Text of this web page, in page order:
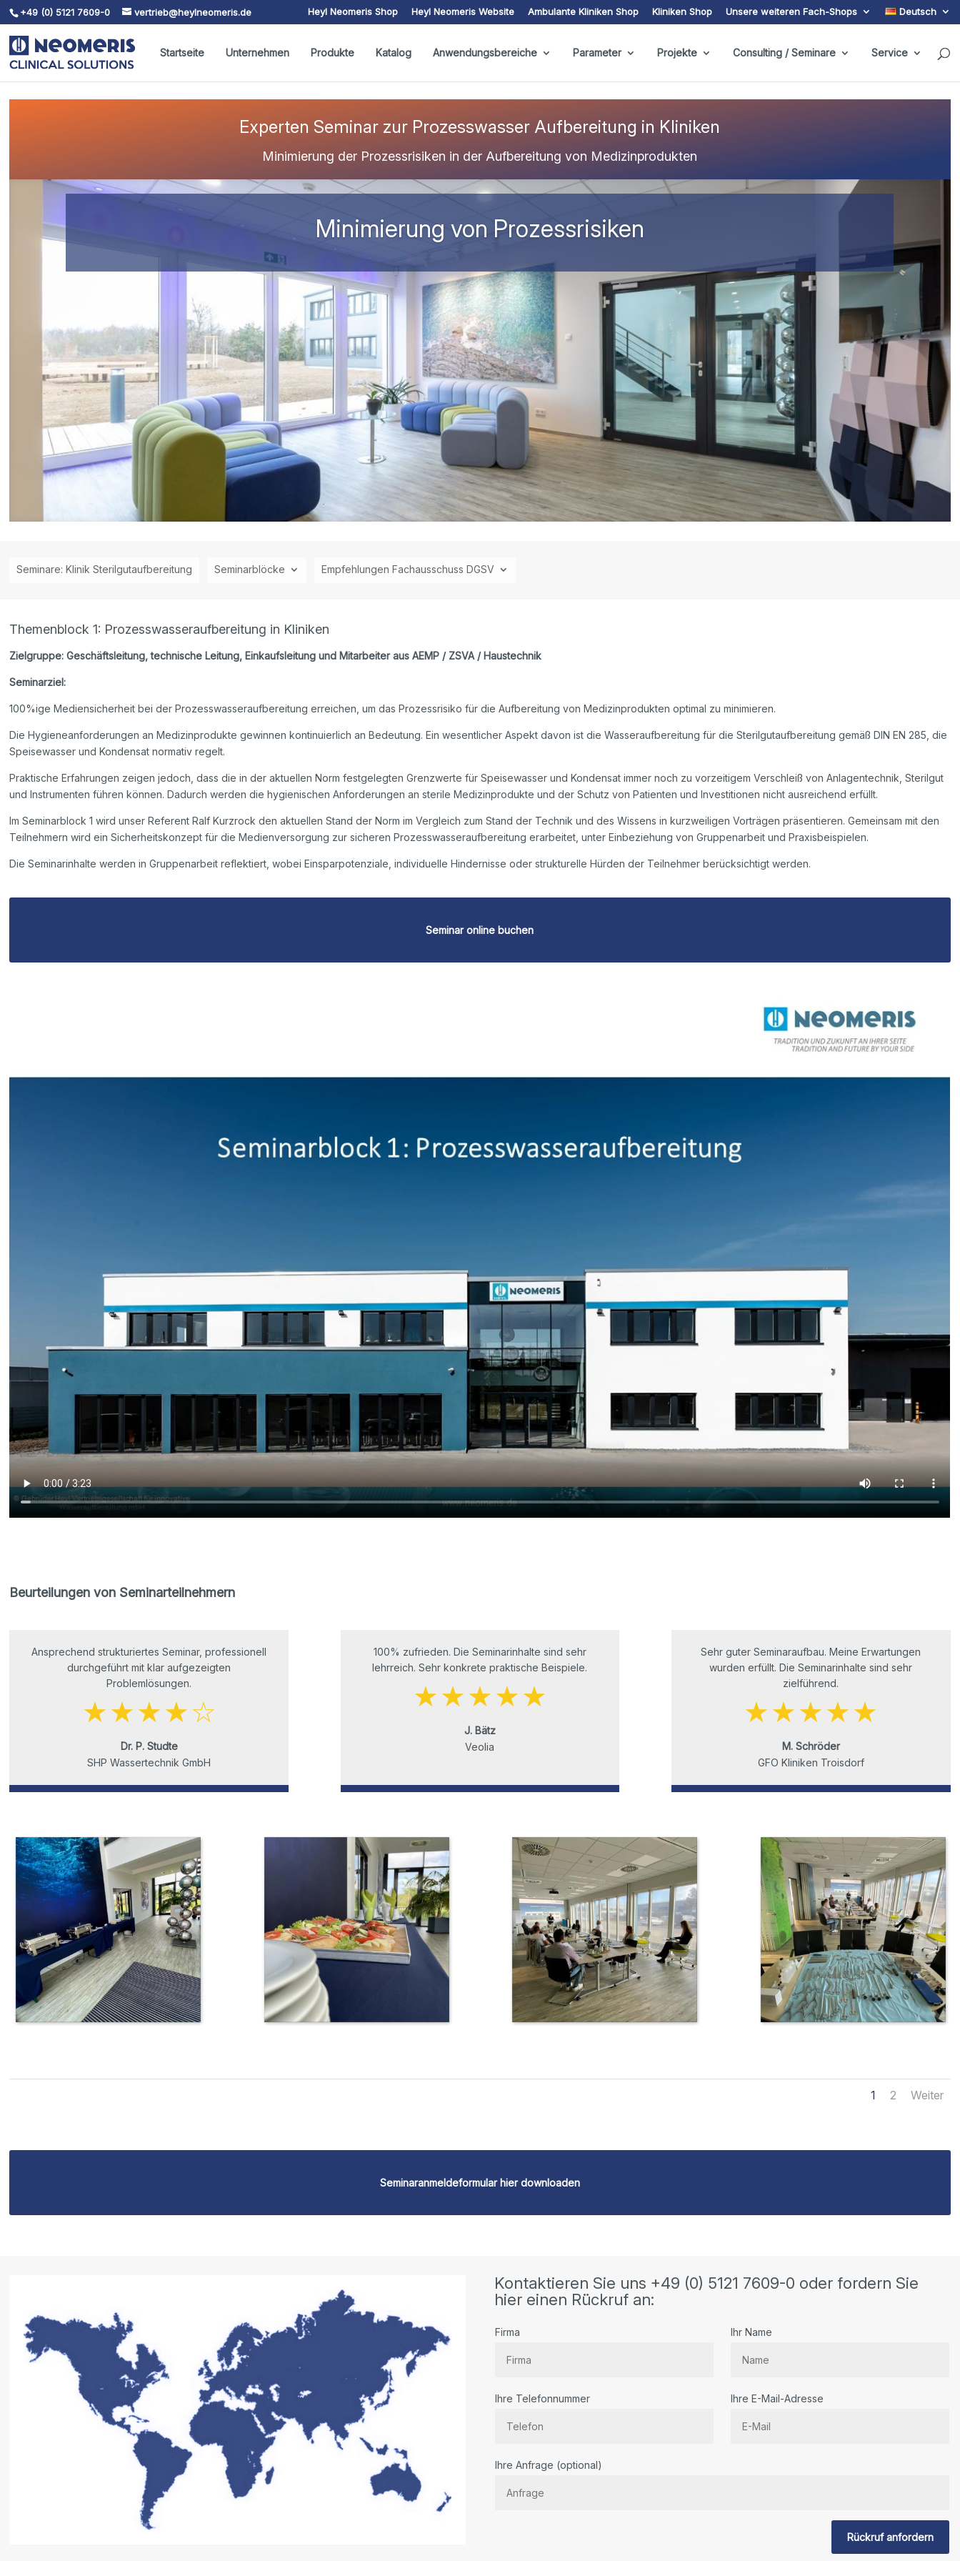
Skip To Content
+49 (0) 5121 7609-0 vertrieb@heylneomeris.de Heyl Neomeris Shop Heyl Neomeris Website Ambulante Kliniken Shop Kliniken Shop Unsere weiteren Fach-Shops Deutsch
Startseite Unternehmen Produkte Katalog Anwendungsbereiche Parameter Projekte Consulting / Seminare Service
Experten Seminar zur Prozesswasser Aufbereitung in Kliniken
Minimierung der Prozessrisiken in der Aufbereitung von Medizinprodukten
Minimierung von Prozessrisiken
Seminare: Klinik Sterilgutaufbereitung Seminarblöcke Empfehlungen Fachausschuss DGSV
Themenblock 1: Prozesswasseraufbereitung in Kliniken
Zielgruppe: Geschäftsleitung, technische Leitung, Einkaufsleitung und Mitarbeiter aus AEMP / ZSVA / Haustechnik
Seminarziel:
100%ige Mediensicherheit bei der Prozesswasseraufbereitung erreichen, um das Prozessrisiko für die Aufbereitung von Medizinprodukten optimal zu minimieren.
Die Hygieneanforderungen an Medizinprodukte gewinnen kontinuierlich an Bedeutung. Ein wesentlicher Aspekt davon ist die Wasseraufbereitung für die Sterilgutaufbereitung gemäß DIN EN 285, die
Speisewasser und Kondensat normativ regelt.
Praktische Erfahrungen zeigen jedoch, dass die in der aktuellen Norm festgelegten Grenzwerte für Speisewasser und Kondensat immer noch zu vorzeitigem Verschleiß von Anlagentechnik, Sterilgut
und Instrumenten führen können. Dadurch werden die hygienischen Anforderungen an sterile Medizinprodukte und der Schutz von Patienten und Investitionen nicht ausreichend erfüllt.
Im Seminarblock 1 wird unser Referent Ralf Kurzrock den aktuellen Stand der Norm im Vergleich zum Stand der Technik und des Wissens in kurzweiligen Vorträgen präsentieren. Gemeinsam mit den
Teilnehmern wird ein Sicherheitskonzept für die Medienversorgung zur sicheren Prozesswasseraufbereitung erarbeitet, unter Einbeziehung von Gruppenarbeit und Praxisbeispielen.
Die Seminarinhalte werden in Gruppenarbeit reflektiert, wobei Einsparpotenziale, individuelle Hindernisse oder strukturelle Hürden der Teilnehmer berücksichtigt werden.
Seminar online buchen
Beurteilungen von Seminarteilnehmern
Ansprechend strukturiertes Seminar, professionell
durchgeführt mit klar aufgezeigten
Problemlösungen.
Dr. P. Studte
SHP Wassertechnik GmbH
100% zufrieden. Die Seminarinhalte sind sehr
lehrreich. Sehr konkrete praktische Beispiele.
J. Bätz
Veolia
Sehr guter Seminaraufbau. Meine Erwartungen
wurden erfüllt. Die Seminarinhalte sind sehr
zielführend.
M. Schröder
GFO Kliniken Troisdorf
1 2 Weiter
Seminaranmeldeformular hier downloaden
Kontaktieren Sie uns +49 (0) 5121 7609-0 oder fordern Sie
hier einen Rückruf an:
Firma Ihr Name
Ihre Telefonnummer Ihre E-Mail-Adresse
Sie
Ihre Anfrage (optional)
Rückruf anfordern